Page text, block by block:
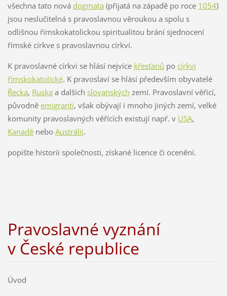
všechna tato nová dogmata (přijatá na západě po roce 1054)
jsou neslučitelná s pravoslavnou věroukou a spolu s
odlišnou římskokatolickou spiritualitou brání sjednocení
římské církve s pravoslavnou církví.
K pravoslavné církvi se hlásí nejvíce křesťanů po církvi
římskokatolické. K pravoslaví se hlásí především obyvatelé
Řecka, Ruska a dalších slovanských zemí. Pravoslavní věřící,
původně emigranti, však obývají i mnoho jiných zemí, velké
komunity pravoslavných věřících existují např. v USA,
Kanaděnebo Austrálii.
popište historii společnosti, získané licence či ocenění.
Pravoslavné vyznání
v České republice
Úvod